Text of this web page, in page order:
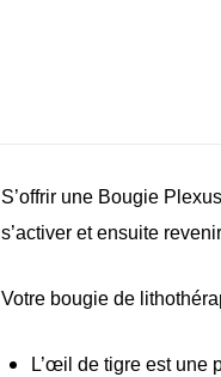
S’offrir une Bougie
s’activer et ensuite
Votre bougie de
L’œil de tigre est une